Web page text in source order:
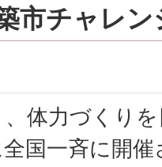
市チャレン
体力づくり
国一斉に開